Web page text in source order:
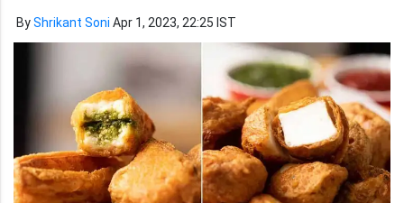
ByShrikant Soni Apr 1, 2023, 22:25 IST